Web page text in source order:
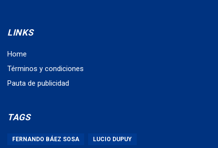
LINKS
Home
Términos y condiciones
Pauta de publicidad
TAGS
FERNANDO BÁEZ SOSA LUCIO DUPUY